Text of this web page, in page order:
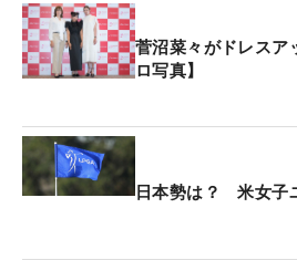
菅沼菜々がドレスア
ロ写真】
日本勢は？ 米女子